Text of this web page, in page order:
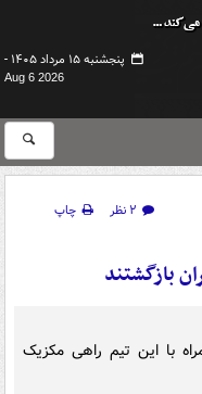
پنجشنبه ۱۵ مرداد ۱۴۰۵ -
Aug 6 2026
۲ نظر
چاپ
بازگشتند
با این تیم راهی مکزیک